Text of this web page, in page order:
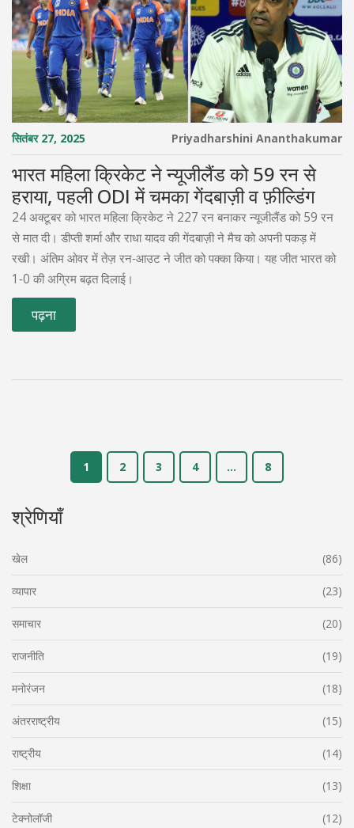
सितंबर 27, 2025 Priyadharshini Ananthakumar
भारत महिला क्रिकेट ने न्यूजीलैंड को 59 रन से
हराया, पहली ODI में चमका गेंदबाज़ी व फ़ील्डिंग
24 अक्टूबर को भारत महिला क्रिकेट ने 227 रन बनाकर न्यूजीलैंड को 59 रन
से मात दी। डीप्ती शर्मा और राधा यादव की गेंदबाज़ी ने मैच को अपनी पकड़ में
रखी। अंतिम ओवर में तेज़ रन‑आउट ने जीत को पक्का किया। यह जीत भारत को
1‑0 की अग्रिम बढ़त दिलाई।
पढ़ना
1 2 3 4 … 8
श्रेणियाँ
खेल (86)
व्यापार (23)
समाचार (20)
राजनीति (19)
मनोरंजन (18)
अंतरराष्ट्रीय (15)
राष्ट्रीय (14)
शिक्षा (13)
टेक्नोलॉजी (12)